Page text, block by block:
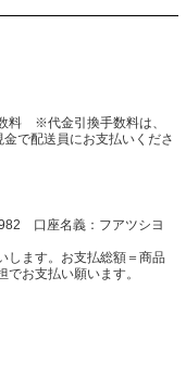
料 ※代金引換手数料は、
で配送員にお支払いくださ
口座名義：フアツシヨ
します。お支払総額＝商品
お支払い願います。